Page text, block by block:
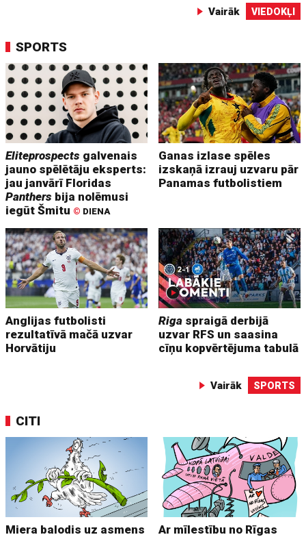
Vairāk VIEDOKĻI
SPORTS
Eliteprospects galvenais
jauno spēlētāju eksperts:
jau janvārī Floridas
Panthers bija nolēmusi
iegūt Šmitu © DIENA
Ganas izlase spēles
izskaņā izrauj uzvaru pār
Panamas futbolistiem
Anglijas futbolisti
rezultatīvā mačā uzvar
Horvātiju
Riga spraigā derbijā
uzvar RFS un saasina
cīņu kopvērtējuma tabulā
Vairāk SPORTS
CITI
Miera balodis uz asmens Ar mīlestību no Rīgas